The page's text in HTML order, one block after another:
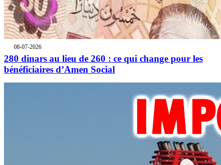
08-07-2026
280 dinars au lieu de 260 : ce qui change pour les
bénéficiaires d’Amen Social